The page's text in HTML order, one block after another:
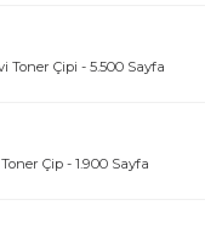
Toner Çipi - 5.500 Sayfa
Çip - 1.900 Sayfa